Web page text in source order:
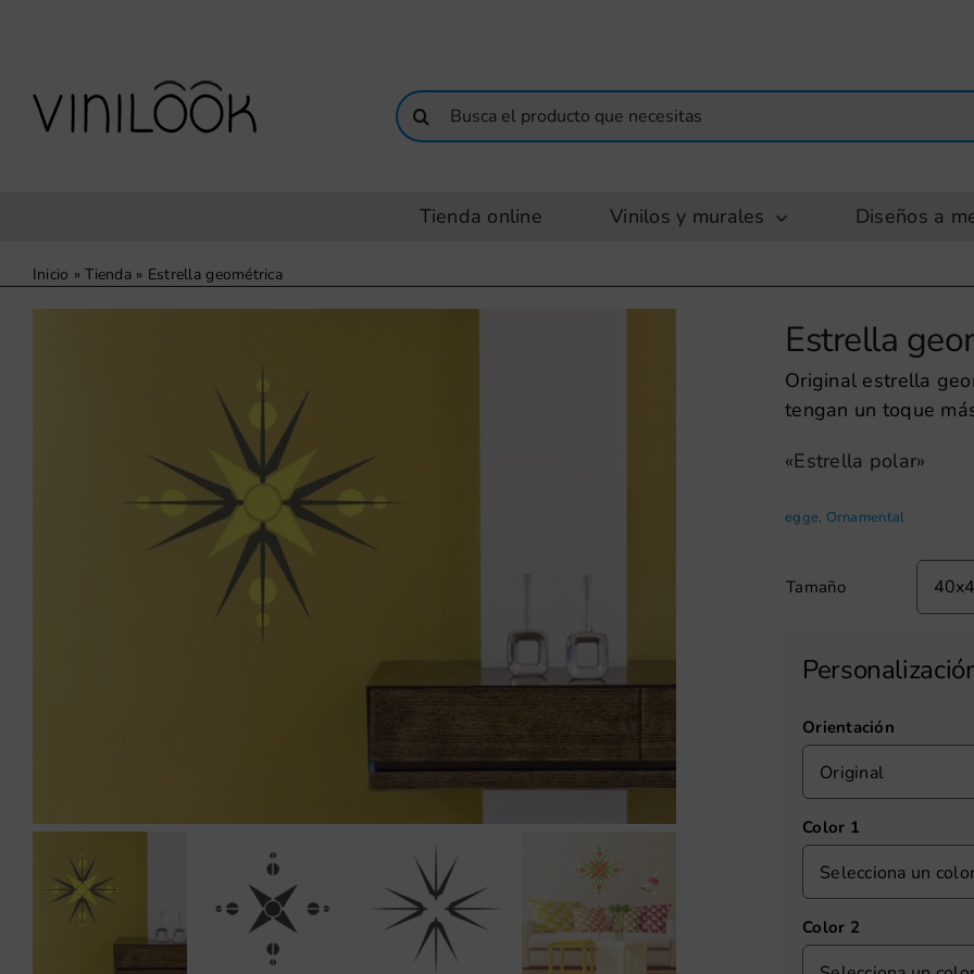
Buscar:
Tienda online Vinilos y murales Diseños a
Inicio »Tienda » Estrella geométrica
Estrella
Original estrella
tengan un toque
«Estrella polar»
egge, Ornamental
Tamaño
Orientación
Original
Color 1
Selecciona un
Color 2